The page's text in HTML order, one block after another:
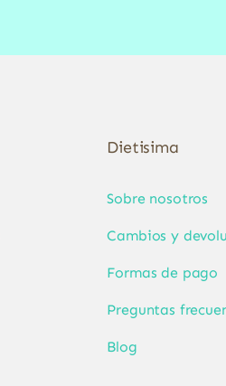
Dietisima
Sobre nosotros
Cambios y
Formas de pago
Preguntas
Blog